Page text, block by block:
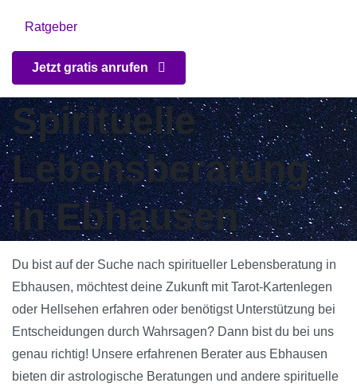
Ratgeber
Jetzt gratis anrufen
Spirituelle
Lebensberatung
in Ebhausen
Du bist auf der Suche nach spiritueller Lebensberatung in
Ebhausen, möchtest deine Zukunft mit Tarot-Kartenlegen
oder Hellsehen erfahren oder benötigst Unterstützung bei
Entscheidungen durch Wahrsagen? Dann bist du bei uns
genau richtig! Unsere erfahrenen Berater aus Ebhausen
bieten dir astrologische Beratungen und andere spirituelle